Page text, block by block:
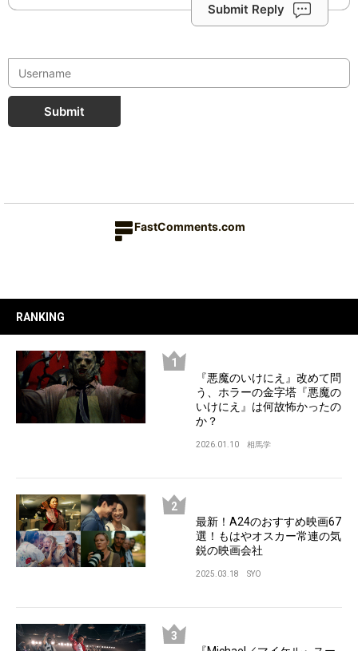
Submit Reply
Submit
FastComments.com
RANKING
『悪魔のいけにえ』改めて問
う、ホラーの金字塔『悪魔の
いけにえ』は何故怖かったの
か？
2026.01.10 相馬学
最新！A24のおすすめ映画67
選！もはやオスカー常連の気
鋭の映画会社
2025.03.18 SYO